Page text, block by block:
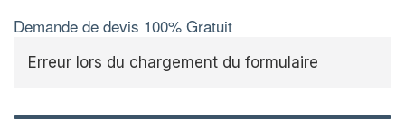
Demande de devis 100% Gratuit
Erreur lors du chargement du formulaire